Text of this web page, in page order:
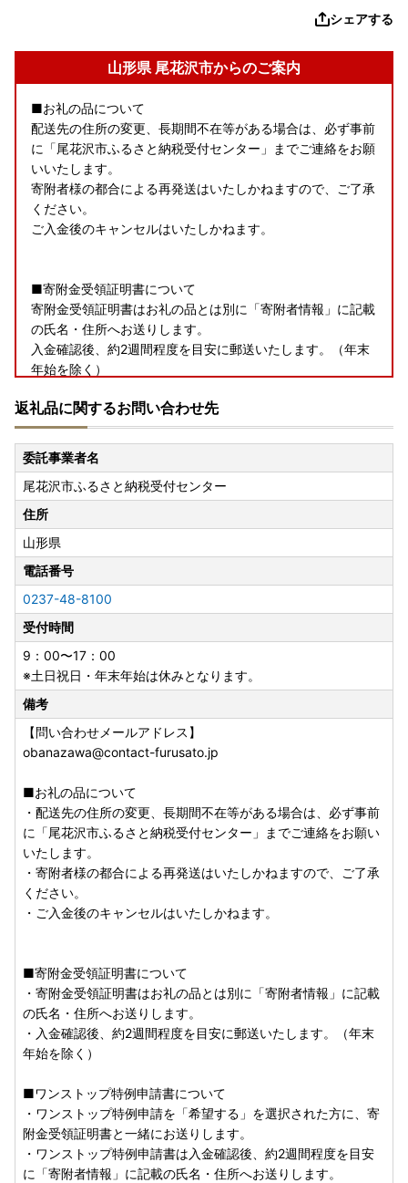
シェアする
山形県 尾花沢市からのご案内
■お礼の品について
配送先の住所の変更、長期間不在等がある場合は、必ず事前
に「尾花沢市ふるさと納税受付センター」までご連絡をお願
いいたします。
寄附者様の都合による再発送はいたしかねますので、ご了承
ください。
ご入金後のキャンセルはいたしかねます。
■寄附金受領証明書について
寄附金受領証明書はお礼の品とは別に「寄附者情報」に記載
の氏名・住所へお送りします。
入金確認後、約2週間程度を目安に郵送いたします。（年末
年始を除く）
■ワンストップ特例申請書について
ワンストップ特例申請を「希望する」を選択された方に、寄
附金受領証明書と一緒にお送りします。
ワンストップ特例申請書は入金確認後、約2週間程度を目安
に「寄附者情報」に記載の氏名・住所へお送りします。
※必要情報を記載の上、寄附した翌年の1月10日まで返送し
て下さい。
※ワンストップ特例申請の受付完了は、お申込み時にご登録
いただきましたメールアドレスあてにメールにてお知らせし
ております。
※書面での受付書はお送りしておりませんので、あらかじめ
ご了承ください。
■メール受信許可のお願い
以下のご連絡につきましては、[送信専用]のアドレス【yam
agata-obanazawa-city@do-furusato.com】より自動送信
いたします。
・寄附完了メール
・お礼の品の出荷完了メール
・ワンストップ特例申請の受付完了メール
※自動送信メールのため、出荷のタイミングによってはお礼
の品の到着と行き違いとなる場合がございます。何卒ご容赦
ください。
※送信専用アドレスのため、上記メールアドレスへお問い合
＝＝＝＝＝＝＝＝＝＝＝＝＝＝＝＝＝＝＝
お問い合わせはこちらへ
尾花沢市ふるさと納税受付センター
TEL：0237-48-8100
受付時間：9：00-17：00
(土日祝日・年末年始を除く)
＝＝＝＝＝＝＝＝＝＝＝＝＝＝＝＝＝＝＝
返礼品に関するお問い合わせ先
委託事業者名
尾花沢市ふるさと納税受付センター
住所
山形県
電話番号
0237-48-8100
受付時間
9：00〜17：00
※土日祝日・年末年始は休みとなります。
備考
【問い合わせメールアドレス】
obanazawa@contact-furusato.jp
■お礼の品について
・配送先の住所の変更、長期間不在等がある場合は、必ず事前
に「尾花沢市ふるさと納税受付センター」までご連絡をお願い
いたします。
・寄附者様の都合による再発送はいたしかねますので、ご了承
ください。
・ご入金後のキャンセルはいたしかねます。
■寄附金受領証明書について
・寄附金受領証明書はお礼の品とは別に「寄附者情報」に記載
の氏名・住所へお送りします。
・入金確認後、約2週間程度を目安に郵送いたします。（年末
年始を除く）
■ワンストップ特例申請書について
・ワンストップ特例申請を「希望する」を選択された方に、寄
附金受領証明書と一緒にお送りします。
・ワンストップ特例申請書は入金確認後、約2週間程度を目安
に「寄附者情報」に記載の氏名・住所へお送りします。